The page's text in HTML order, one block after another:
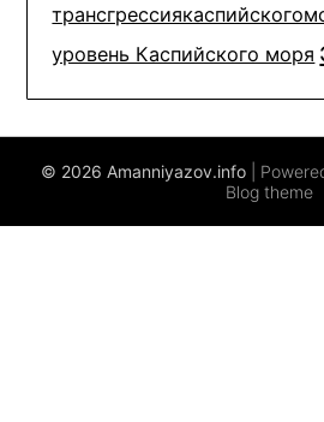
уровень Каспийского моря
© 2026 Amanniyazov.info |
Blog theme